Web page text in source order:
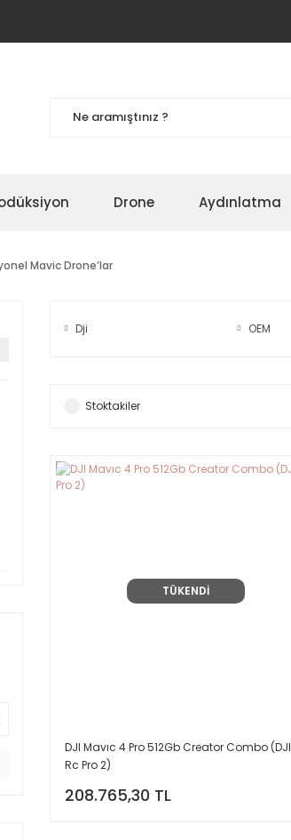
Drone Aydınlatma
Mavic Drone’lar
Dji OEM
Stoktakiler
TÜKENDİ
DJI Mavıc 4 Pro 512Gb Creator Combo (DJI
Rc Pro 2)
208.765,30 TL